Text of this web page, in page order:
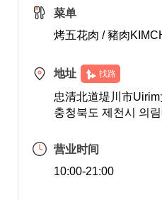
菜单
烤五花肉 / 豬肉
地址 找路
忠清北道堤川市
충청북도 제천시 의
营业时间
10:00-21:00